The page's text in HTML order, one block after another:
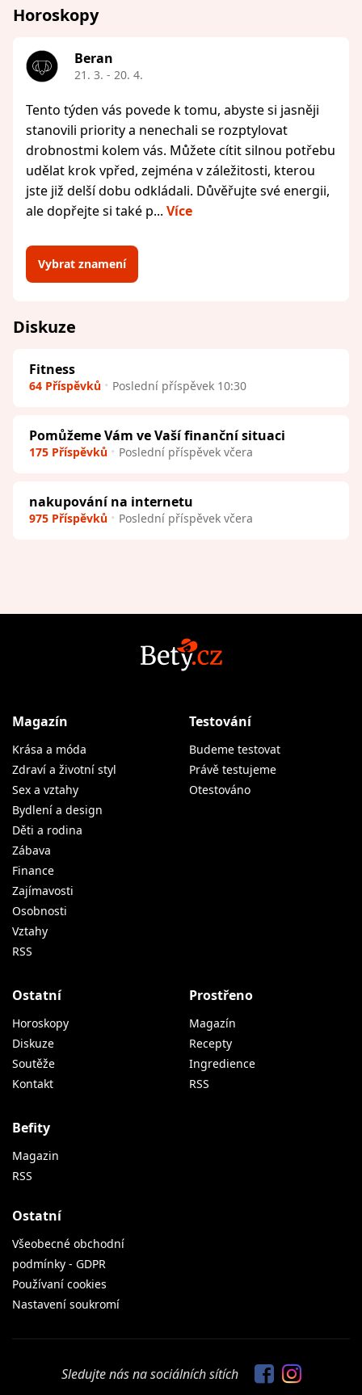
Horoskopy
Beran
21. 3. - 20. 4.
Tento týden vás povede k tomu, abyste si jasněji
stanovili priority a nenechali se rozptylovat
drobnostmi kolem vás. Můžete cítit silnou potřebu
udělat krok vpřed, zejména v záležitosti, kterou
jste již delší dobu odkládali. Důvěřujte své energii,
ale dopřejte si také p... Více
Vybrat znamení
Diskuze
Fitness
64 Příspěvků Poslední příspěvek 10:30
Pomůžeme Vám ve Vaší finanční situaci
175 Příspěvků Poslední příspěvek včera
nakupování na internetu
975 Příspěvků Poslední příspěvek včera
Magazín
Krása a móda
Zdraví a životní styl
Sex a vztahy
Bydlení a design
Děti a rodina
Zábava
Finance
Zajímavosti
Osobnosti
Vztahy
RSS
Testování
Budeme testovat
Právě testujeme
Otestováno
Ostatní
Horoskopy
Diskuze
Soutěže
Kontakt
Prostřeno
Magazín
Recepty
Ingredience
RSS
Befity
Magazin
RSS
Ostatní
Všeobecné obchodní
podmínky - GDPR
Používaní cookies
Nastavení soukromí
Sledujte nás na sociálních sítích